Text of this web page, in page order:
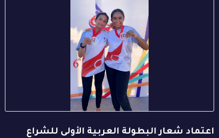
اعتماد شعار البطولة العربية الأولى للشراع